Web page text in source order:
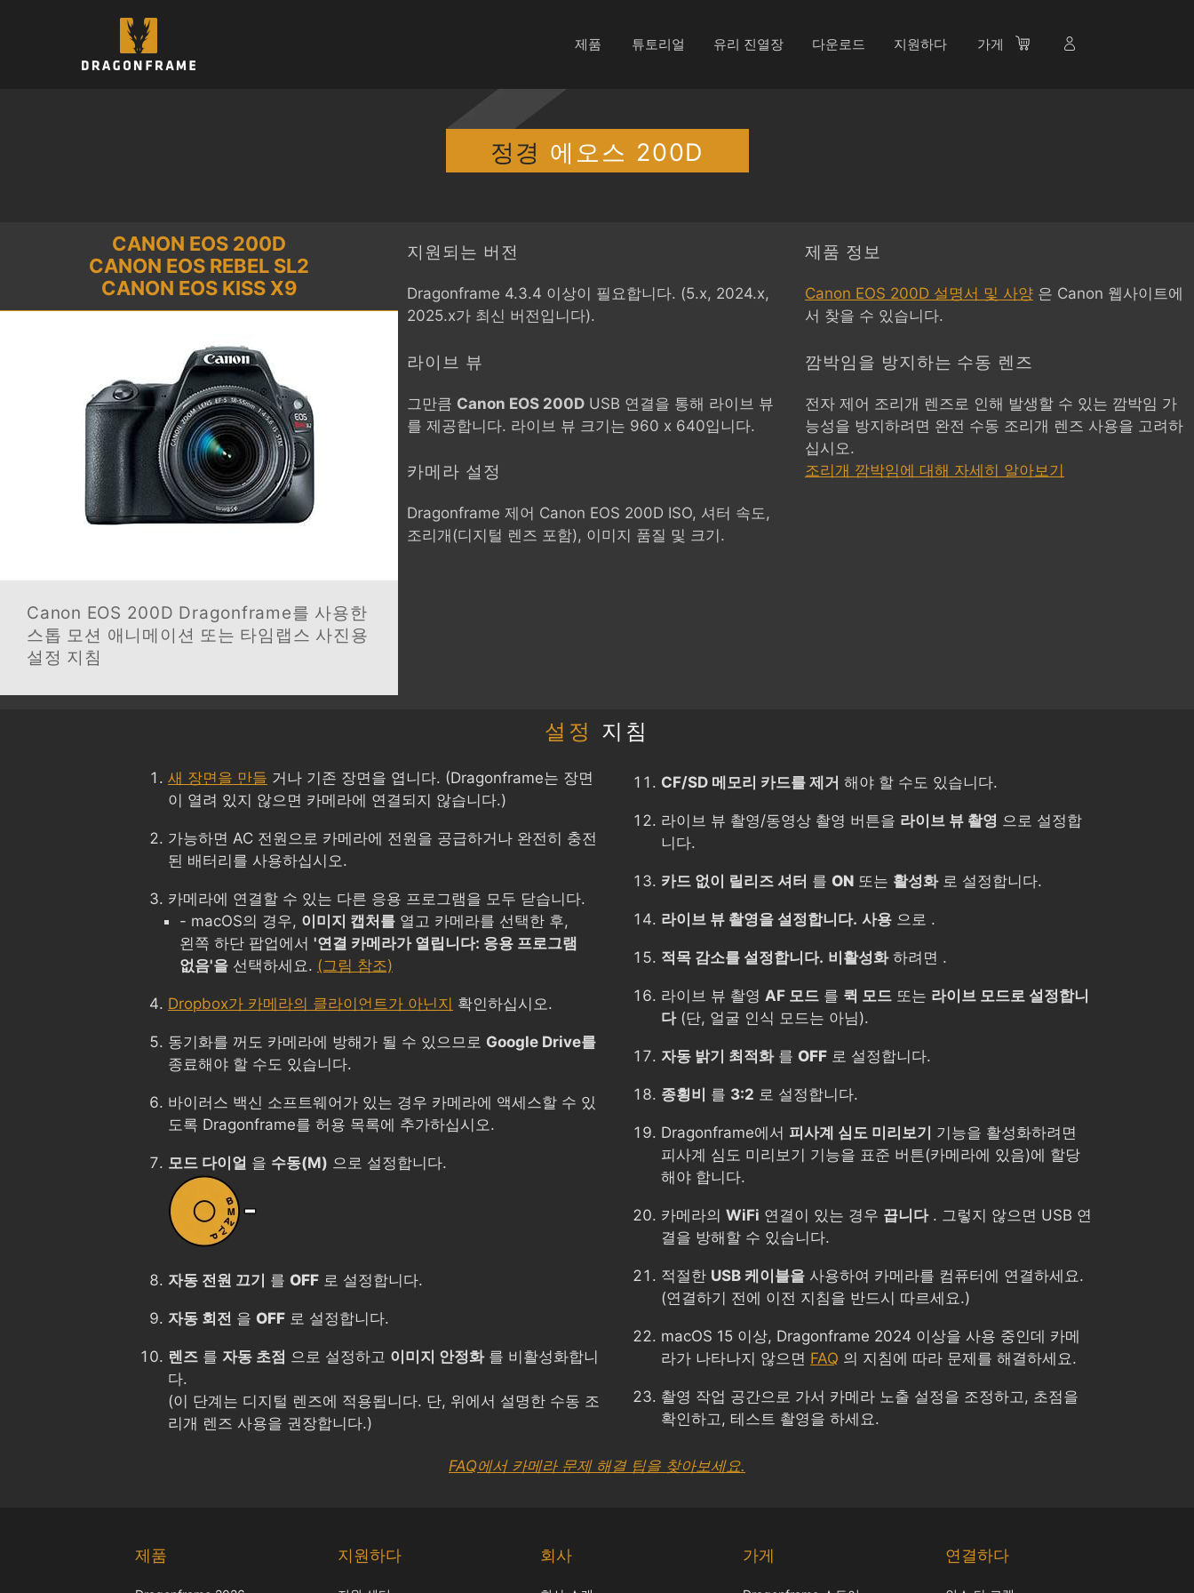
제품 튜토리얼 유리 진열장 다운로드 지원하다 가게
정경 에오스 200D
CANON EOS 200D
CANON EOS REBEL SL2
CANON EOS KISS X9
Canon EOS 200D Dragonframe를 사용한
스톱 모션 애니메이션 또는 타임랩스 사진용
설정 지침
지원되는 버전
Dragonframe 4.3.4 이상이 필요합니다. (5.x, 2024.x,
2025.x가 최신 버전입니다).
라이브 뷰
그만큼 Canon EOS 200D USB 연결을 통해 라이브 뷰
를 제공합니다. 라이브 뷰 크기는 960 x 640입니다.
카메라 설정
Dragonframe 제어 Canon EOS 200D ISO, 셔터 속도,
조리개(디지털 렌즈 포함), 이미지 품질 및 크기.
제품 정보
Canon EOS 200D 설명서 및 사양 은 Canon 웹사이트에
서 찾을 수 있습니다.
깜박임을 방지하는 수동 렌즈
전자 제어 조리개 렌즈로 인해 발생할 수 있는 깜박임 가
능성을 방지하려면 완전 수동 조리개 렌즈 사용을 고려하
십시오.
조리개 깜박임에 대해 자세히 알아보기
설정 지침
새 장면을 만들 거나 기존 장면을 엽니다. (Dragonframe는 장면
이 열려 있지 않으면 카메라에 연결되지 않습니다.)
가능하면 AC 전원으로 카메라에 전원을 공급하거나 완전히 충전
된 배터리를 사용하십시오.
카메라에 연결할 수 있는 다른 응용 프로그램을 모두 닫습니다.
- macOS의 경우, 이미지 캡처를 열고 카메라를 선택한 후,
왼쪽 하단 팝업에서 '연결 카메라가 열립니다: 응용 프로그램
없음'을 선택하세요. (그림 참조)
Dropbox가 카메라의 클라이언트가 아닌지 확인하십시오.
동기화를 꺼도 카메라에 방해가 될 수 있으므로 Google Drive를
종료해야 할 수도 있습니다.
바이러스 백신 소프트웨어가 있는 경우 카메라에 액세스할 수 있
도록 Dragonframe를 허용 목록에 추가하십시오.
모드 다이얼 을 수동(M) 으로 설정합니다.
자동 전원 끄기 를 OFF 로 설정합니다.
자동 회전 을 OFF 로 설정합니다.
렌즈 를 자동 초점 으로 설정하고 이미지 안정화를 비활성화합니
다.
(이 단계는 디지털 렌즈에 적용됩니다. 단, 위에서 설명한 수동 조
리개 렌즈 사용을 권장합니다.)
CF/SD 메모리 카드를 제거 해야 할 수도 있습니다.
라이브 뷰 촬영/동영상 촬영 버튼을 라이브 뷰 촬영 으로 설정합
니다.
카드 없이 릴리즈 셔터 를 ON 또는 활성화로 설정합니다.
라이브 뷰 촬영을 설정합니다. 사용 으로 .
적목 감소를 설정합니다. 비활성화하려면 .
라이브 뷰 촬영 AF 모드 를 퀵 모드 또는 라이브 모드로 설정합니
다(단, 얼굴 인식 모드는 아님).
자동 밝기 최적화를 OFF 로 설정합니다.
종횡비 를 3:2 로 설정합니다.
Dragonframe에서 피사계 심도 미리보기
기능을 활성화하려면
피사계 심도 미리보기 기능을 표준 버튼(카메라에 있음)에 할당
해야 합니다.
카메라의 WiFi 연결이 있는 경우 끕니다. 그렇지 않으면 USB 연
결을 방해할 수 있습니다.
적절한 USB 케이블을 사용하여 카메라를 컴퓨터에 연결하세요.
(연결하기 전에 이전 지침을 반드시 따르세요.)
macOS 15 이상, Dragonframe 2024 이상을 사용 중인데 카메
라가 나타나지 않으면 FAQ 의 지침에 따라 문제를 해결하세요.
촬영 작업 공간으로 가서 카메라 노출 설정을 조정하고, 초점을
확인하고, 테스트 촬영을 하세요.
FAQ에서 카메라 문제 해결 팁을 찾아보세요.
제품 지원하다 회사 가게 연결하다